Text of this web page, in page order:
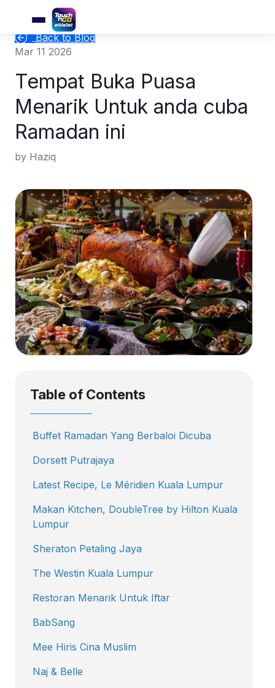
Back to Blog
Mar 11 2026
Tempat Buka Puasa
Menarik Untuk anda cuba
Ramadan ini
by Haziq
Table of Contents
Buffet Ramadan Yang Berbaloi Dicuba
Dorsett Putrajaya
Latest Recipe, Le Méridien Kuala Lumpur
Makan Kitchen, DoubleTree by Hilton Kuala
Lumpur
Sheraton Petaling Jaya
The Westin Kuala Lumpur
Restoran Menarik Untuk Iftar
BabSang
Mee Hiris Cina Muslim
Naj & Belle